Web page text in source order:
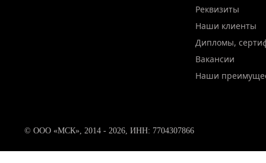
Реквизиты
Наши клиенты
Дипломы,
Вакансии
Наши
© ООО «МСК», 2014 - 2026, ИНН: 7704307866